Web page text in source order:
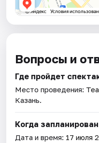
Вопросы и
Где пройдет
Место проведения:
Казань.
Когда
Дата и время: 17 июля